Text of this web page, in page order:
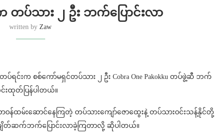
ပ်သား ၂ ဦး ဘက်ပြောင်းလာ
written by Zaw
ရင်းက စစ်ကော်မရှင်တပ်သား ၂ ဦး Cobra One Pakokku တပ်ဖွဲ့ဆီ ဘက်
ထုတ်ပြန်ပါတယ်။
ဝန်ထမ်းဆောင်နေကြတဲ့ တပ်သားကျော်ဇောထွေးနဲ့ တပ်သားဝင်းသန့်နိုင်တို့
ချိတ်ဆက်ဘက်ပြောင်းလာခဲ့ကြတာလို့ ဆိုပါတယ်။